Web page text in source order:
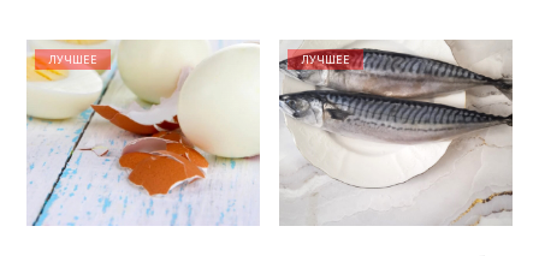
ЛУЧШЕЕ ЛУЧШЕЕ